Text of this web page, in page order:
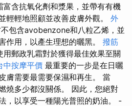
富含抗氧化劑和漿果，並帶有有機
輕輕地照顧並改善皮膚外觀。 外
包含avobenzone和八粒乙烯，並
作用，以產生理想的曬黑。 撥筋
用郵政乳霜對於獲得最佳效果至關
中按摩平價 最重要的一步是在日曬
膚需要最需要保濕和再生。 當
燒多少都沒關係。 因此，您絕對
，以享受一種陽光普照的奶油。 -